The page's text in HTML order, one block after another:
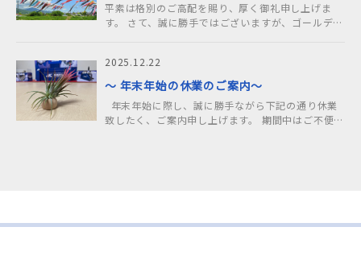
平素は格別のご高配を賜り、厚く御礼申し上げま
す。 さて、誠に勝手ではございますが、ゴールデン
2025.12.22
～ 年末年始の休業のご案内～
致したく、ご案内申し上げます。 期間中はご不便を